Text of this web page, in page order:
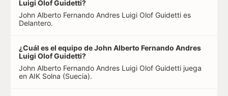
Luigi Olof Guidetti?
John Alberto Fernando Andres Luigi Olof Guidetti es
Delantero.
¿Cuál es el equipo de John Alberto Fernando Andres
Luigi Olof Guidetti?
John Alberto Fernando Andres Luigi Olof Guidetti juega
en AIK Solna (Suecia).